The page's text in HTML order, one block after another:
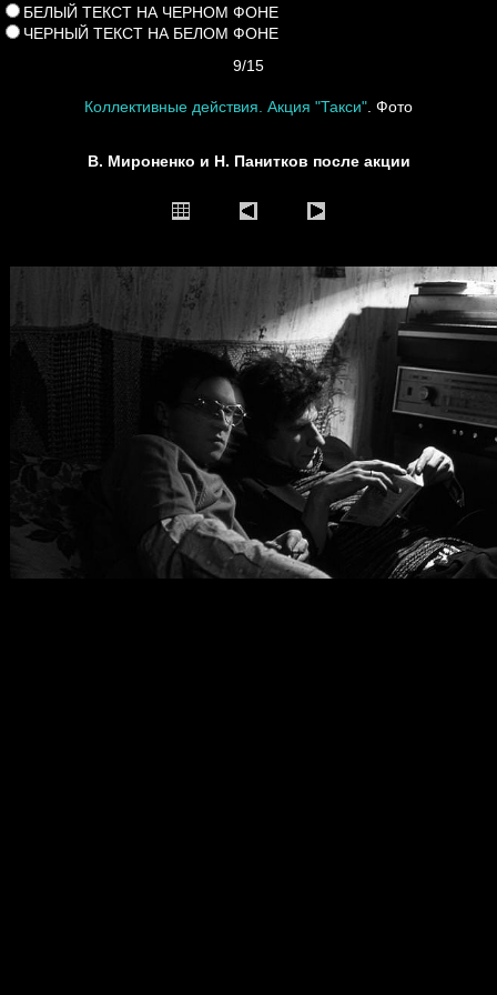
БЕЛЫЙ ТЕКСТ НА ЧЕРНОМ ФОНЕ
ЧЕРНЫЙ ТЕКСТ НА БЕЛОМ ФОНЕ
9/15
Коллективные действия. Акция "Такси" . Фото
В. Мироненко и Н. Панитков после акции